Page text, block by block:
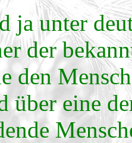
ja unter
der
den
über eine